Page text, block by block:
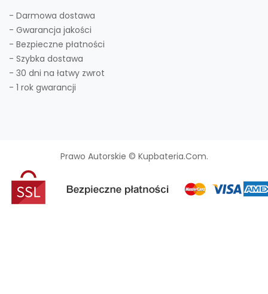
- Darmowa dostawa
- Gwarancja jakości
- Bezpieczne płatności
- Szybka dostawa
- 30 dni na łatwy zwrot
- 1 rok gwarancji
Prawo Autorskie © Kupbateria.com.